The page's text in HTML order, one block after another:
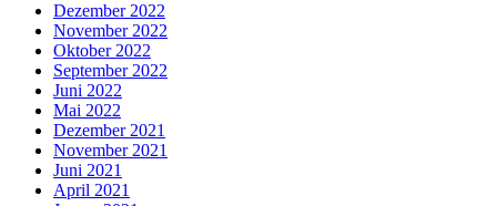
Dezember 2022
November 2022
Oktober 2022
September 2022
Juni 2022
Mai 2022
Dezember 2021
November 2021
Juni 2021
April 2021